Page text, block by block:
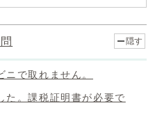
隠す
で取れません。
た。課税証明書が必要で